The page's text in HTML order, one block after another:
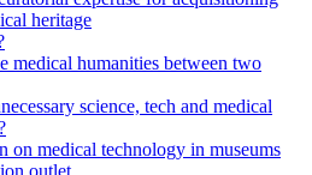
heritage
medical humanities between two
science, tech and medical
on medical technology in museums
outlet